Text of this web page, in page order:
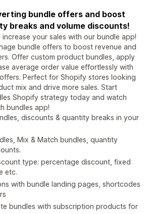
bundle offers and boost
breaks and volume discounts!
your sales with our bundle app!
bundle offers to boost revenue and
Offer custom product bundles, apply
average order value effortlessly with
Perfect for Shopify stores looking
mix and drive more sales. Start
Shopify strategy today and watch
bundles app!
discounts & quantity breaks in your
Mix & Match bundles, quantity
type: percentage discount, fixed
etc.
with bundle landing pages, shortcodes
bundles with subscription products for